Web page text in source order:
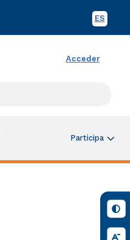
ES
Acceder
Participa